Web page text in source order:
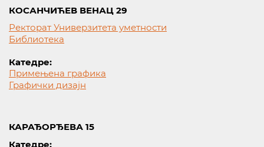
КОСАНЧИЋЕВ ВЕНАЦ 29
Ректорат Универзитета уметности
Библиотека
Катедре:
Примењена графика
Графички дизајн
КАРАЂОРЂЕВА 15
Катедре: